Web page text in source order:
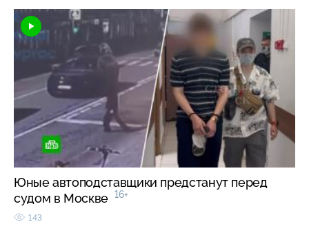
Юные автоподставщики предстанут перед
судом в Москве 16+
143